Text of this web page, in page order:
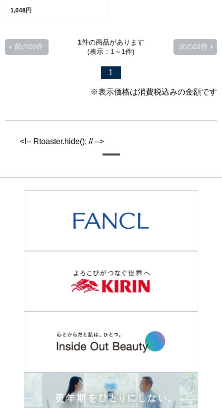
1,048円
1件の商品があります
(表示：1～1件)
前の20件
1
次の20件
※表示価格は消費税込みの金額です